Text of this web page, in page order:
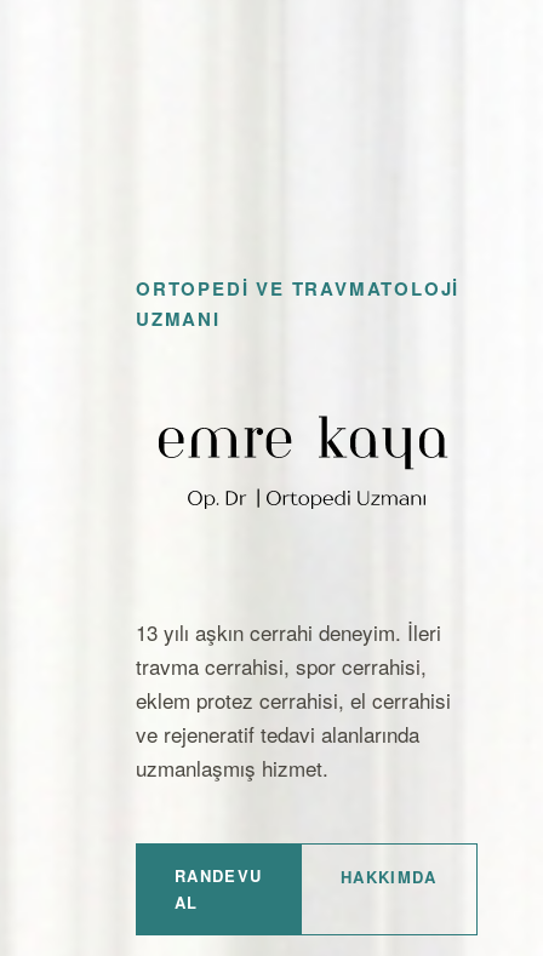
ORTOPEDI VE TRAVMATOLOJI
UZMANI
13 yılı aşkın cerrahi deneyim. İleri
travma cerrahisi, spor cerrahisi,
eklem protez cerrahisi, el cerrahisi
ve rejeneratif tedavi alanlarında
uzmanlaşmış hizmet.
RANDEVU
AL
HAKKIMDA